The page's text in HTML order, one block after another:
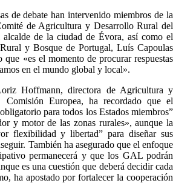
de debate han intervenido miembros de la
de Agricultura y Desarrollo Rural del
de la ciudad de Évora, así como el
y Bosque de Portugal, Luís Capoulas
que «es el momento de procurar respuestas
en el mundo global y local».
Hoffmann, directora de Agricultura y
Europea, ha recordado que el
para todos los Estados miembros”
y motor de las zonas rurales», aunque la
flexibilidad y libertad” para diseñar sus
También ha asegurado que el enfoque
permanecerá y que los GAL podrán
es una cuestión que deberá decidir cada
ha apostado por fortalecer la cooperación